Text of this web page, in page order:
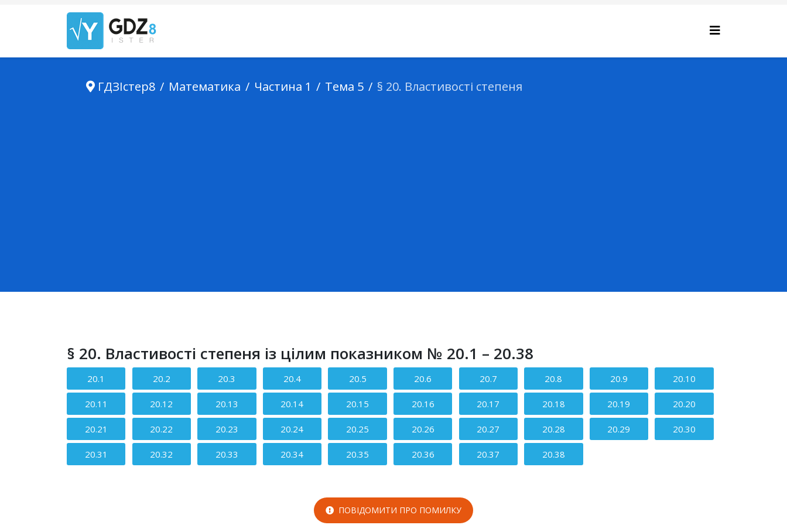
ГДЗІстер8 Математика Частина 1 Тема 5 § 20. Властивості степеня
§ 20. Властивості степеня із цілим показником № 20.1 – 20.38
20.1 20.2 20.3 20.4 20.5 20.6 20.7 20.8 20.9 20.10
20.11 20.12 20.13 20.14 20.15 20.16 20.17 20.18 20.19 20.20
20.21 20.22 20.23 20.24 20.25 20.26 20.27 20.28 20.29 20.30
20.31 20.32 20.33 20.34 20.35 20.36 20.37 20.38
ПОВІДОМИТИ ПРО ПОМИЛКУ